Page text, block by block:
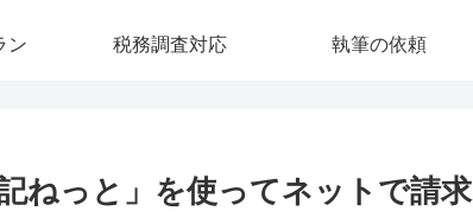
ン 税務調査対応 執筆の依頼
ねっと」を使ってネットで請求